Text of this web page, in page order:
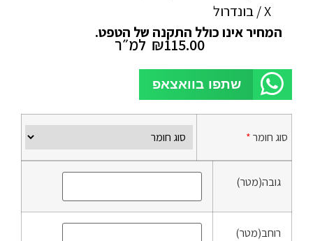
X / בונדרול
המחיר אינו כולל התקנה של הטפט.
₪115.00 למ״ר
שתפו בוואצאפ
סוג חומר*
גובה(מטר)
רוחב(מטר)